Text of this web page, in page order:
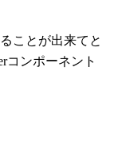
ことが出来てと
コンポーネント